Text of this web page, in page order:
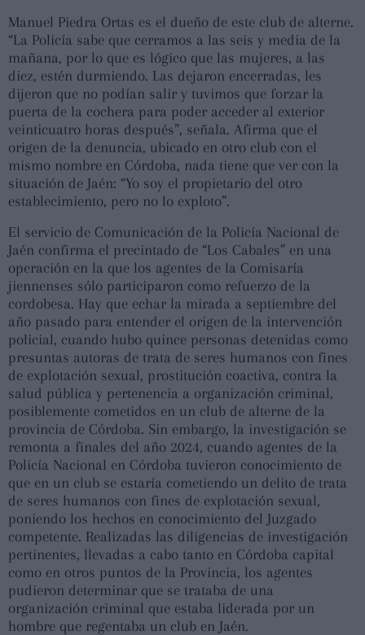
Manuel Piedra Ortas es el dueño de este club de alterne.
“La Policía sabe que cerramos a las seis y media de la
mañana, por lo que es lógico que las mujeres, a las
diez, estén durmiendo. Las dejaron encerradas, les
dijeron que no podían salir y tuvimos que forzar la
puerta de la cochera para poder acceder al exterior
veinticuatro horas después”, señala. Afirma que el
origen de la denuncia, ubicado en otro club con el
mismo nombre en Córdoba, nada tiene que ver con la
situación de Jaén: “Yo soy el propietario del otro
establecimiento, pero no lo exploto”.
El servicio de Comunicación de la Policía Nacional de
Jaén confirma el precintado de “Los Cabales” en una
operación en la que los agentes de la Comisaría
jiennenses sólo participaron como refuerzo de la
cordobesa. Hay que echar la mirada a septiembre del
año pasado para entender el origen de la intervención
policial, cuando hubo quince personas detenidas como
presuntas autoras de trata de seres humanos con fines
de explotación sexual, prostitución coactiva, contra la
salud pública y pertenencia a organización criminal,
posiblemente cometidos en un club de alterne de la
provincia de Córdoba. Sin embargo, la investigación se
remonta a finales del año 2024, cuando agentes de la
Policía Nacional en Córdoba tuvieron conocimiento de
que en un club se estaría cometiendo un delito de trata
de seres humanos con fines de explotación sexual,
poniendo los hechos en conocimiento del Juzgado
competente. Realizadas las diligencias de investigación
pertinentes, llevadas a cabo tanto en Córdoba capital
como en otros puntos de la Provincia, los agentes
pudieron determinar que se trataba de una
organización criminal que estaba liderada por un
hombre que regentaba un club en Jaén.